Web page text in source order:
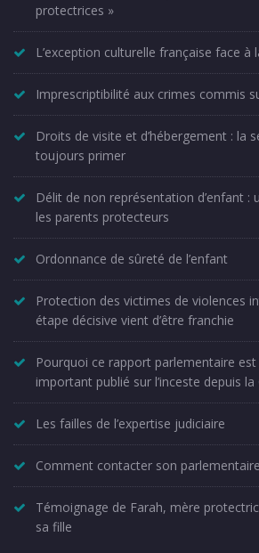
protectrices »
L’exception culturelle française face à
Imprescriptibilité aux crimes commis
Droits de visite et d’hébergement : la
toujours primer
Délit de non représentation d’enfant
les parents protecteurs
Ordonnance de sûreté de l’enfant
Protection des victimes de violences
étape décisive vient d’être franchie
Pourquoi ce rapport parlementaire
important publié sur l’inceste depuis la
Les failles de l’expertise judiciaire
Comment contacter son parlementaire
Témoignage de Farah, mère
sa fille